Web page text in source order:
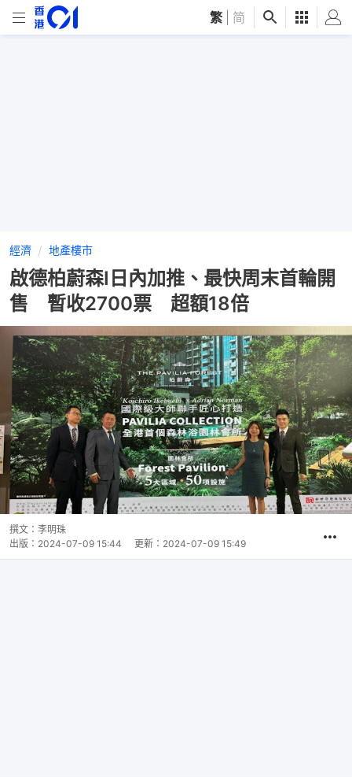
繁 简
經濟 地產樓市
啟德柏蔚森I日內加推、最快周末首輪開
售 暫收2700票 超額18倍
撰文： 李明珠
出版： 2024-07-09 15:44 更新： 2024-07-09 15:49